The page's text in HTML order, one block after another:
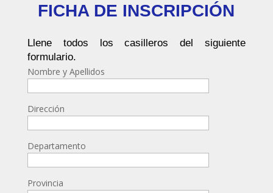
FICHA DE INSCRIPCIÓN
Llene todos los casilleros del siguiente
formulario.
Nombre y Apellidos
Dirección
Departamento
Provincia